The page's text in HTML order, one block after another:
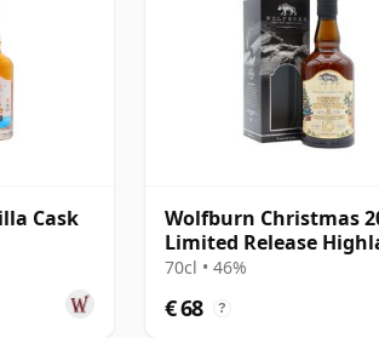
Cask
Wolfburn Christmas
Limited Release
Single Mal 10 jaar oud
70cl • 46%
€ 68 ?